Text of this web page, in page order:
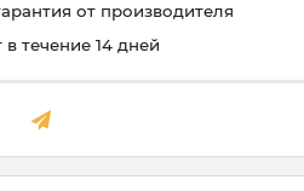
от производителя
течение 14 дней